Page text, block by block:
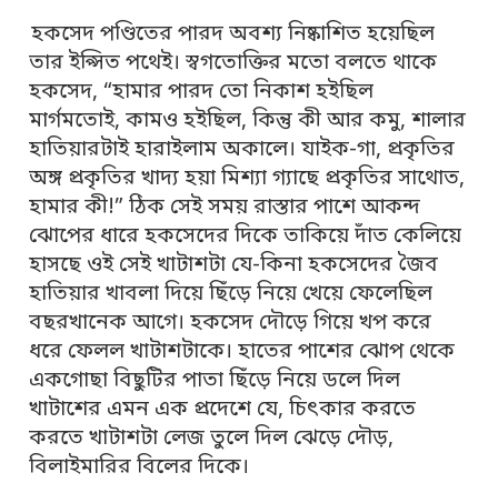
হকসেদ পণ্ডিতের পারদ অবশ্য নিষ্কাশিত হয়েছিল
তার ইপ্সিত পথেই। স্বগতোক্তির মতো বলতে থাকে
হকসেদ, “হামার পারদ তো নিকাশ হইছিল
মার্গমতোই, কামও হইছিল, কিন্তু কী আর কমু, শালার
হাতিয়ারটাই হারাইলাম অকালে। যাইক-গা, প্রকৃতির
অঙ্গ প্রকৃতির খাদ্য হয়া মিশ্যা গ্যাছে প্রকৃতির সাথোত,
হামার কী!” ঠিক সেই সময় রাস্তার পাশে আকন্দ
ঝোপের ধারে হকসেদের দিকে তাকিয়ে দাঁত কেলিয়ে
হাসছে ওই সেই খাটাশটা যে-কিনা হকসেদের জৈব
হাতিয়ার খাবলা দিয়ে ছিঁড়ে নিয়ে খেয়ে ফেলেছিল
বছরখানেক আগে। হকসেদ দৌড়ে গিয়ে খপ করে
ধরে ফেলল খাটাশটাকে। হাতের পাশের ঝোপ থেকে
একগোছা বিছুটির পাতা ছিঁড়ে নিয়ে ডলে দিল
খাটাশের এমন এক প্রদেশে যে, চিৎকার করতে
করতে খাটাশটা লেজ তুলে দিল ঝেড়ে দৌড়,
বিলাইমারির বিলের দিকে।